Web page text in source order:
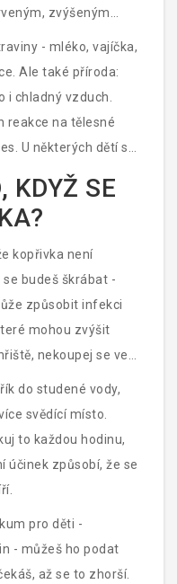
zvýšeným
do větších ploch.
se přidá i pálení
- mléko, vajíčka,
Ale také příroda:
i chladný vzduch.
reakce na tělesné
U některých dětí se
například
KDYŽ SE
kopřivka není
budeš škrábat -
způsobit infekci
mohou zvýšit
nekoupej se ve
teplými pokrývkami.
do studené vody,
svědící místo.
to každou hodinu,
účinek způsobí, že se
pro děti -
- můžeš ho podat
až se to zhorší.